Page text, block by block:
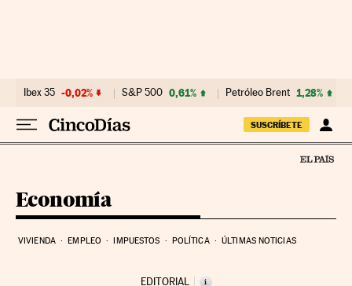
Ibex 35 -0,02% S&P 500 0,61% Petróleo Brent 1,28%
SUSCRÍBETE
Economía
VIVIENDA EMPLEO IMPUESTOS POLÍTICA ÚLTIMAS NOTICIAS
EDITORIAL i